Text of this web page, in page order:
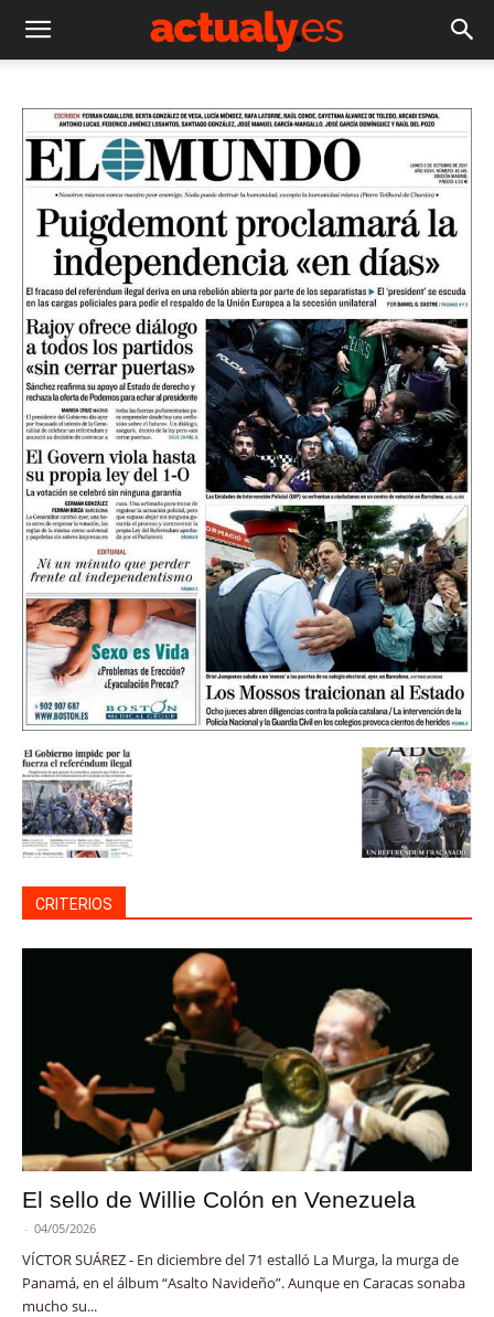
CRITERIOS
El sello de Willie Colón en Venezuela
- 04/05/2026
VÍCTOR SUÁREZ - En diciembre del 71 estalló La Murga, la murga de
Panamá, en el álbum “Asalto Navideño”. Aunque en Caracas sonaba
mucho su...